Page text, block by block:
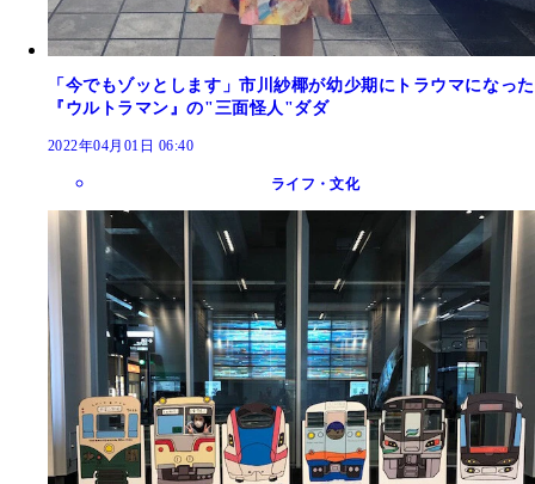
「今でもゾッとします」市川紗椰が幼少期にトラウマになった
『ウルトラマン』の"三面怪人"ダダ
2022年04月01日 06:40
ライフ・文化